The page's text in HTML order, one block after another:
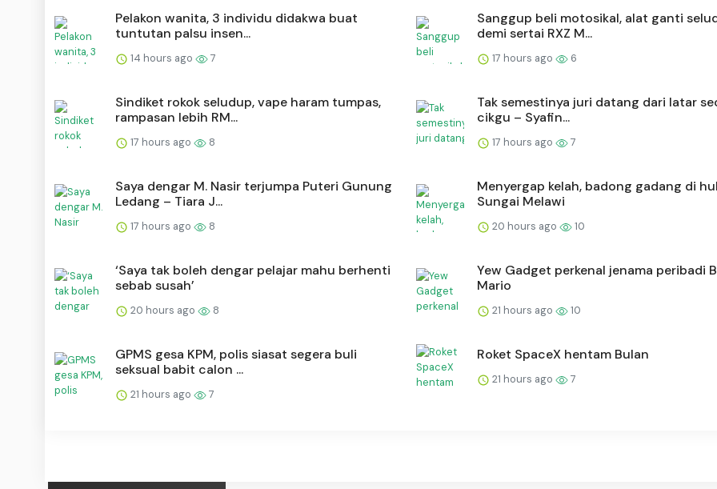
Pelakon wanita, 3 individu didakwa buat
tuntutan palsu insen...
14 hours ago 7
Sanggup beli motosikal, alat ganti
demi sertai RXZ M...
17 hours ago 6
Sindiket rokok seludup, vape haram tumpas,
rampasan lebih RM...
17 hours ago 8
Tak semestinya juri datang dari latar
cikgu – Syafin...
17 hours ago 7
Saya dengar M. Nasir terjumpa Puteri Gunung
Ledang – Tiara J...
17 hours ago 8
Menyergap kelah, badong gadang di
Sungai Melawi
20 hours ago 10
‘Saya tak boleh dengar pelajar mahu berhenti
sebab susah’
20 hours ago 8
Yew Gadget perkenal jenama peribadi
Mario
21 hours ago 10
GPMS gesa KPM, polis siasat segera buli
seksual babit calon ...
21 hours ago 7
Roket SpaceX hentam Bulan
21 hours ago 7